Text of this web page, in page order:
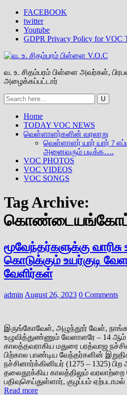
FACEBOOK
twitter
Youtube
GDPR Privacy Policy for VOC
வ. உ. சிதம்பரம் பிள்ளை அவர்கள்,
அழைக்கப்பட்டார்
Home
TODAY VOC NEWS
வெள்ளாளர்களின் வரலாறு
வெள்ளாளர் யார் யார் ?
அனைவரும் படிக்க….
VOC PHOTOS
VOC VIDEOS
VOC SONGS
Tag Archive:
மூவேந்தர்களுக்கு
கொடுக்கும் உயர்குடி
வேளிர்கள்
admin August 26, 2023 0 Comments
இருங்கோவேள், அழுந்தூர் வேள்,
உழுவித்துண்ணும் வேளாளரே – 14
காலத்தவராகிய மதுரை பரத்வாஜ
பிற்கால பாண்டிய வேந்தர்களின்
நச்சினார்க்கினியர் (1275 – 1325)
தலைதூக்கிய காலத்திலும்
பதிவுசெய்துள்ளார், குழப்பம்
Read more